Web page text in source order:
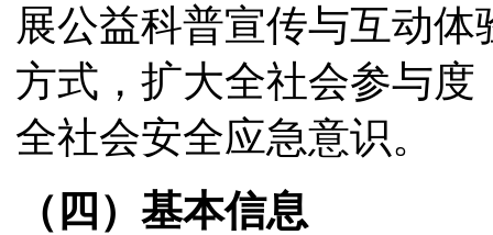
展公益科普宣传与互动
方式，扩大全社会参与
全社会安全应急意识。
（四）基本信息